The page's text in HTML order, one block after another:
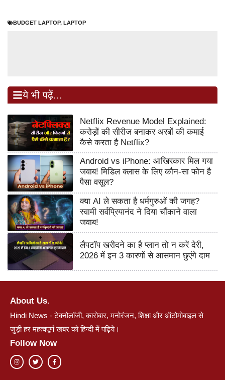
BUDGET LAPTOP, LAPTOP
ये भी पढ़ें...
Netflix Revenue Model Explained:
करोड़ों की सीरीज बनाकर अरबों की कमाई
कैसे करता है Netflix?
Android vs iPhone: आखिरकार मिल गया
जवाब! मिडिल क्लास के लिए कौन-सा फोन है
पैसा वसूल?
क्या AI ले सकता है धर्मगुरुओं की जगह?
स्वामी सर्वप्रियानंद ने दिया चौंकाने वाला
जवाब!
लैपटॉप खरीदने का है प्लान तो न करें देरी,
2026 में इन 3 कारणों से आसमान छुएंगे दाम
About Us.
Hindi News - टेक्नोलॉजी, कारोबार, मनोरंजन, शिक्षा और ऑटोमोबाइल से
जुड़ी हर महत्वपूर्ण खबर को हिन्दी में पढ़िये।
Follow Now